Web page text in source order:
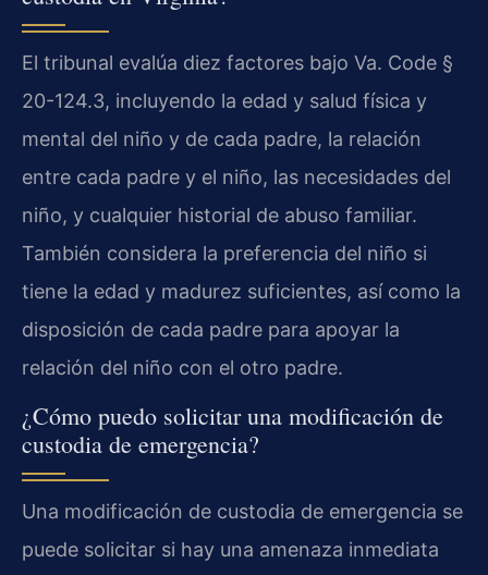
El tribunal evalúa diez factores bajo Va. Code §
20-124.3, incluyendo la edad y salud física y
mental del niño y de cada padre, la relación
entre cada padre y el niño, las necesidades del
niño, y cualquier historial de abuso familiar.
También considera la preferencia del niño si
tiene la edad y madurez suficientes, así como la
disposición de cada padre para apoyar la
relación del niño con el otro padre.
¿Cómo puedo solicitar una modificación de
custodia de emergencia?
Una modificación de custodia de emergencia se
puede solicitar si hay una amenaza inmediata